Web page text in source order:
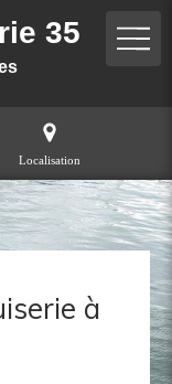
35
Localisation
à